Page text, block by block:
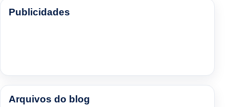
Publicidades
Arquivos do blog